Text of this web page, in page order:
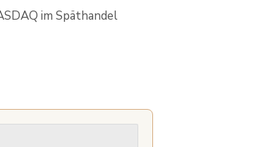
im Späthandel